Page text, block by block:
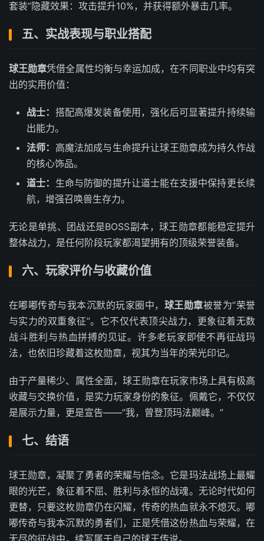
套装”隐藏效果：攻击提升10%，并获得额外暴击几率。
五、实战表现与职业搭配
球王勋章凭借全属性均衡与幸运加成，在不同职业中均有突
出的实用价值：
战士： 搭配高爆发装备使用，强化后可显著提升持续输
出能力。
法师： 高魔法加成与生命提升让球王勋章成为持久作战
的核心饰品。
道士： 生命与防御的提升让道士能在支援中保持更长续
航，增强召唤兽生存力。
无论是单挑、团战还是BOSS副本，球王勋章都能稳定提升
整体战力，是任何阶段玩家都渴望拥有的顶级荣誉装备。
六、玩家评价与收藏价值
在嘟嘟传奇与我本沉默的玩家圈中， 球王勋章被誉为“荣誉
与实力的双重象征”。它不仅代表顶尖战力，更象征着无数
战斗胜利与热血拼搏的见证。许多老玩家即使不再征战玛
法，也依旧珍藏着这枚勋章，视其为当年的荣光印记。
由于产量稀少、属性全面，球王勋章在玩家市场上具有极高
收藏与交换价值，是实力玩家身份的象征。佩戴它，不仅仅
是展示力量，更是宣告——“我，曾登顶玛法巅峰。”
七、结语
球王勋章，凝聚了勇者的荣耀与信念。它是玛法战场上最耀
眼的光芒，象征着不屈、胜利与永恒的战魂。无论时代如何
更替，只要这枚勋章仍在闪耀，传奇的热血就永不熄灭。嘟
嘟传奇与我本沉默的勇者们，正是凭借这份热血与荣耀，在